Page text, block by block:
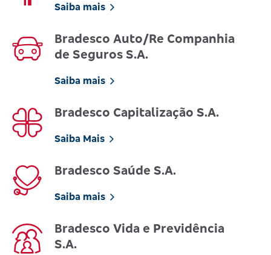
Saiba mais
Bradesco Auto/Re Companhia
de Seguros S.A.
Saiba mais
Bradesco Capitalização S.A.
Saiba Mais
Bradesco Saúde S.A.
Saiba mais
Bradesco Vida e Previdência
S.A.